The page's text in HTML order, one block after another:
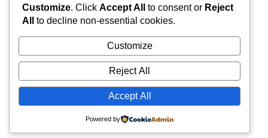
Customize. Click Accept All to consent or Reject
All
to decline non-essential cookies.
Customize
Reject All
Accept All
Powered by